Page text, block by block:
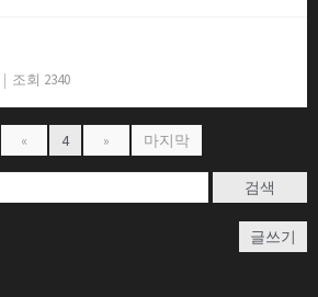
| 조회 2340
« 4 » 마지막
검색
글쓰기